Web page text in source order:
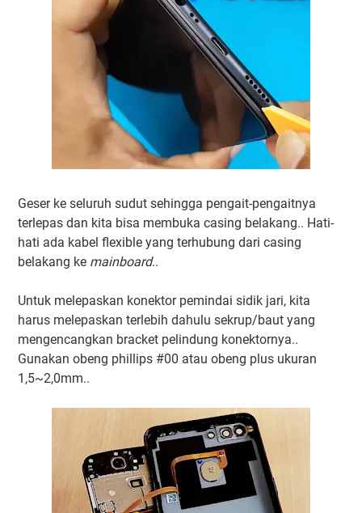
Geser ke seluruh sudut sehingga pengait-pengaitnya
terlepas dan kita bisa membuka casing belakang.. Hati-
hati ada kabel flexible yang terhubung dari casing
belakang ke mainboard..
Untuk melepaskan konektor pemindai sidik jari, kita
harus melepaskan terlebih dahulu sekrup/baut yang
mengencangkan bracket pelindung konektornya..
Gunakan obeng phillips #00 atau obeng plus ukuran
1,5~2,0mm..